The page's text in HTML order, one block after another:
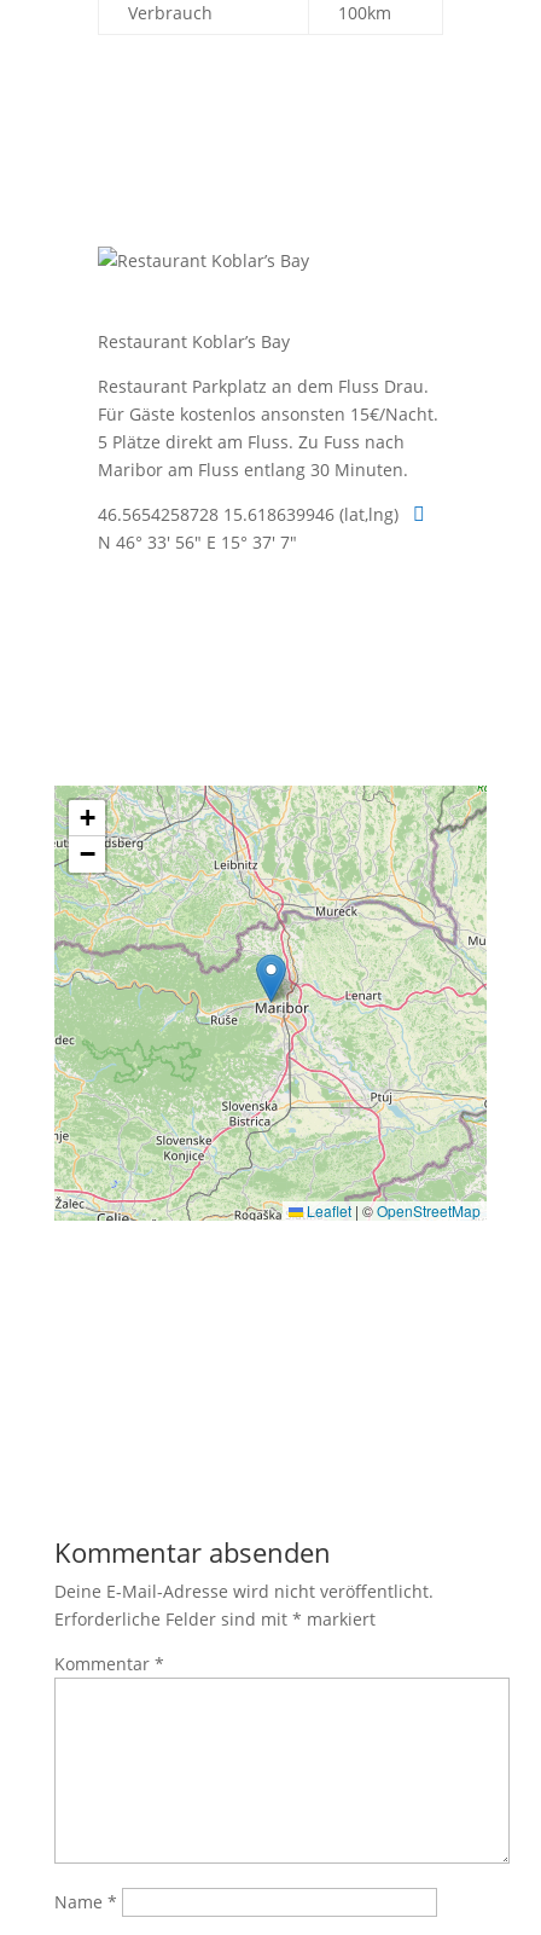
Verbrauch 100km
Restaurant Koblar’s Bay
Restaurant Parkplatz an dem Fluss Drau.
Für Gäste kostenlos ansonsten 15€/Nacht.
5 Plätze direkt am Fluss. Zu Fuss nach
Maribor am Fluss entlang 30 Minuten.
46.5654258728 15.618639946 (lat,lng)

N 46° 33' 56" E 15° 37' 7"
+
−
Leaflet | ©OpenStreetMap
Kommentar absenden
Deine E-Mail-Adresse wird nicht veröffentlicht.
Erforderliche Felder sind mit * markiert
Kommentar *
Name *